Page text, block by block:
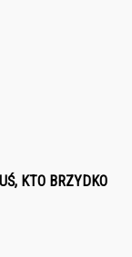
KTO BRZYDKO